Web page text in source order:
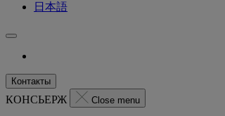
日本語
Контакты
КОНСЬЕРЖ Close menu